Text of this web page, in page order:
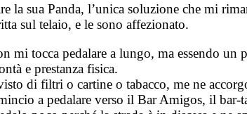
la sua Panda, l’unica soluzione che mi
sul telaio, e le sono affezionato.
mi tocca pedalare a lungo, ma essendo un
e prestanza fisica.
di filtri o cartine o tabacco, me ne
a pedalare verso il Bar Amigos, il